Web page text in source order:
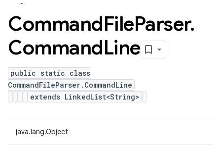
CommandFileParser.
CommandLine
public static class
CommandFileParser.CommandLine
extends LinkedList<String>
java.lang.Object